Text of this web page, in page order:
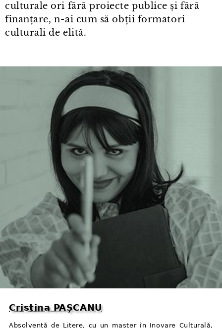
culturale ori fără proiecte publice și fără
finanțare, n⁠-⁠ai cum să obții formatori
culturali de elită.
Cristina PAȘCANU
Absolventă de Litere, cu un master în Inovare Culturală,